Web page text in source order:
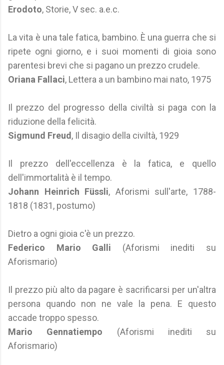
Erodoto, Storie, V sec. a.e.c.
La vita è una tale fatica, bambino. È una guerra che si
ripete ogni giorno, e i suoi momenti di gioia sono
parentesi brevi che si pagano un prezzo crudele.
Oriana Fallaci, Lettera a un bambino mai nato, 1975
Il prezzo del progresso della civiltà si paga con la
riduzione della felicità.
Sigmund Freud , Il disagio della civiltà, 1929
Il prezzo dell'eccellenza è la fatica, e quello
dell'immortalità è il tempo.
Johann Heinrich Füssli, Aforismi sull'arte, 1788-
1818 (1831, postumo)
Dietro a ogni gioia c'è un prezzo.
Federico Mario Galli (Aforismi inediti su
Aforismario)
Il prezzo più alto da pagare è sacrificarsi per un'altra
persona quando non ne vale la pena. E questo
accade troppo spesso.
Mario Gennatiempo (Aforismi inediti su
Aforismario)